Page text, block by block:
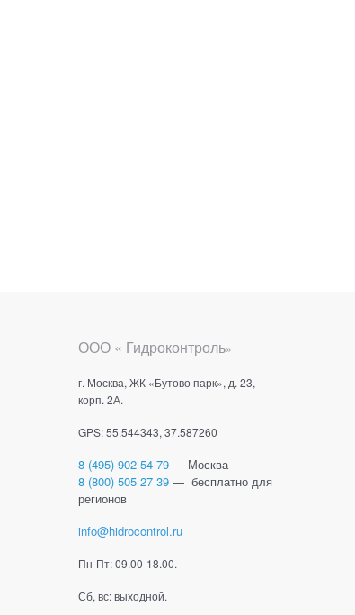
ООО « Гидроконтроль»
г. Москва, ЖК «Бутово парк», д. 23,
корп. 2А.
GPS: 55.544343, 37.587260
8 (495) 902 54 79 — Москва
8 (800) 505 27 39 — бесплатно для
регионов
info@hidrocontrol.ru
Пн-Пт: 09.00-18.00.
Сб, вс: выходной.